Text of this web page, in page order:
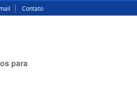
Contato
para